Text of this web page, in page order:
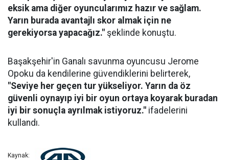
eksik ama diğer oyuncularımız hazır ve sağlam.
Yarın burada avantajlı skor almak için ne
gerekiyorsa yapacağız." şeklinde konuştu.
Başakşehir'in Ganalı savunma oyuncusu Jerome
Opoku da kendilerine güvendiklerini belirterek,
"Seviye her geçen tur yükseliyor. Yarın da öz
güvenli oynayıp iyi bir oyun ortaya koyarak buradan
iyi bir sonuçla ayrılmak istiyoruz." ifadelerini
kullandı.
Kaynak: